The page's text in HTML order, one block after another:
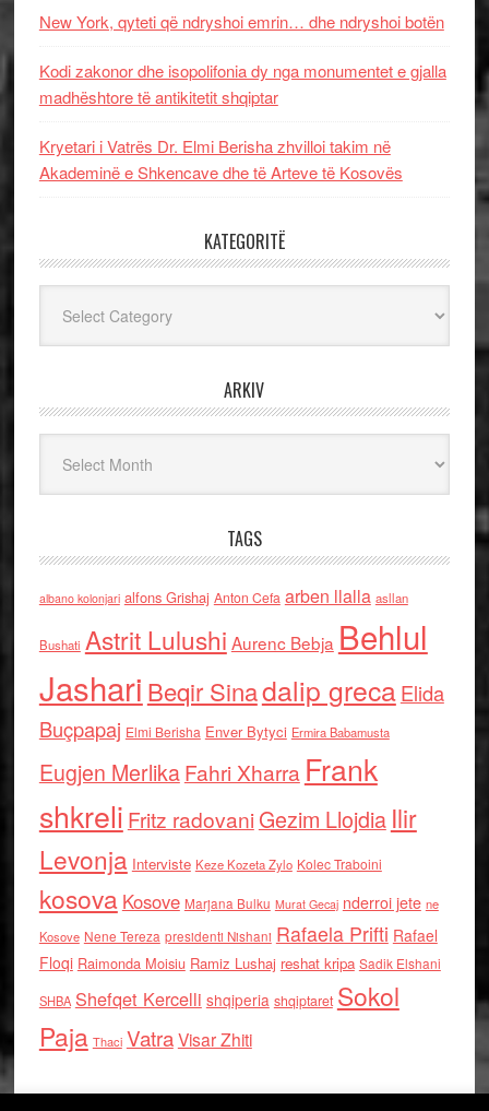
New York, qyteti që ndryshoi emrin… dhe ndryshoi botën
Kodi zakonor dhe isopolifonia dy nga monumentet e gjalla
madhështore të antikitetit shqiptar
Kryetari i Vatrës Dr. Elmi Berisha zhvilloi takim në
Akademinë e Shkencave dhe të Arteve të Kosovës
KATEGORITË
ARKIV
TAGS
albano kolonjari alfons Grishaj Anton Cefa arben llalla asllan
Bushati Astrit Lulushi Aurenc Bebja Behlul
Jashari Beqir Sinadalip grecaElida
Buçpapaj Elmi Berisha Enver Bytyci Ermira Babamusta
Eugjen MerlikaFahri Xharra Frank
shkreli Fritz radovaniGezim Llojdia Ilir
Levonja Interviste Keze Kozeta Zylo Kolec Traboini
kosova Kosove Marjana Bulku Murat Gecaj nderroi jete ne
Kosove Nene Tereza presidenti Nishani Rafaela Prifti Rafael
Floqi Raimonda Moisiu Ramiz Lushaj reshat kripa Sadik Elshani
SHBA Shefqet Kercelli shqiperia shqiptaret Sokol
Paja Thaci VatraVisar Zhiti